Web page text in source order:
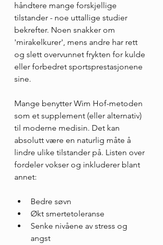
håndtere mange forskjellige
tilstander - noe uttallige studier
bekrefter. Noen snakker om
'mirakelkurer', mens andre har rett
og slett overvunnet frykten for kulde
eller forbedret sportsprestasjonene
sine.
Mange benytter Wim Hof-metoden
som et supplement (eller alternativ)
til moderne medisin. Det kan
absolutt være en naturlig måte å
lindre ulike tilstander på. Listen over
fordeler vokser og inkluderer blant
annet:
Bedre søvn
Økt smertetoleranse
Senke nivåene av stress og
angst